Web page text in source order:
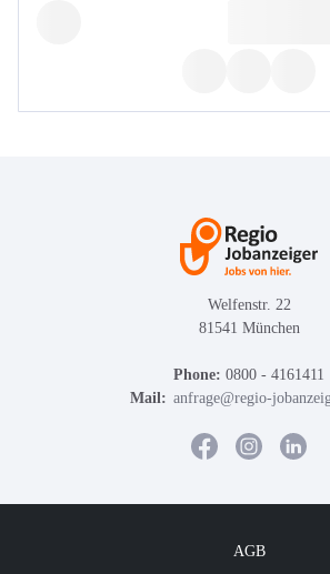
Welfenstr. 22
81541 München
Phone: 0800 - 4161411
Mail: anfrage@regio-
AGB